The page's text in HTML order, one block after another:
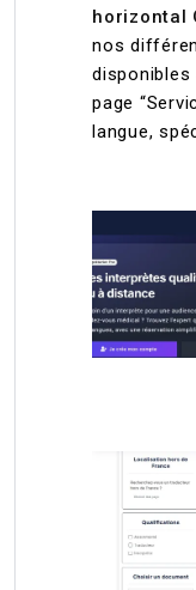
horizontal
nos
disponibles
page
langue,